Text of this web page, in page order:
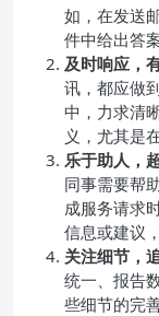
如，在发送
件中给出答
及时响应，
讯，都应做
中，力求清
义，尤其是
乐于助人，
同事需要帮
成服务请求
信息或建议
关注细节，
统一、报告
些细节的完